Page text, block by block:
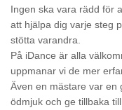
Ingen ska vara rädd för
att hjälpa dig varje steg
stötta varandra.
På iDance är alla
uppmanar vi de mer
Även en mästare var en
ödmjuk och ge tillbaka